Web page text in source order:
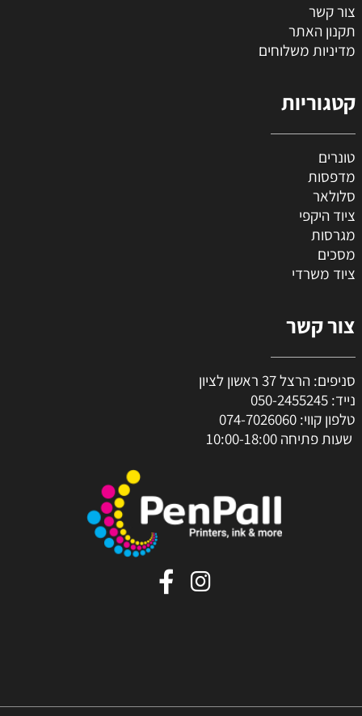
צור קשר
תקנון האתר
מדיניות משלוחים
קטגוריות
טונרים
מדפסות
סלולאר
ציוד היקפי
מגרסות
מסכים
ציוד משרדי
צור קשר
סניפים: הרצל 37 ראשון לציון
נייד: 050-2455245
טלפון קווי: 074-7026060
שעות פתיחה 10:00-18:00